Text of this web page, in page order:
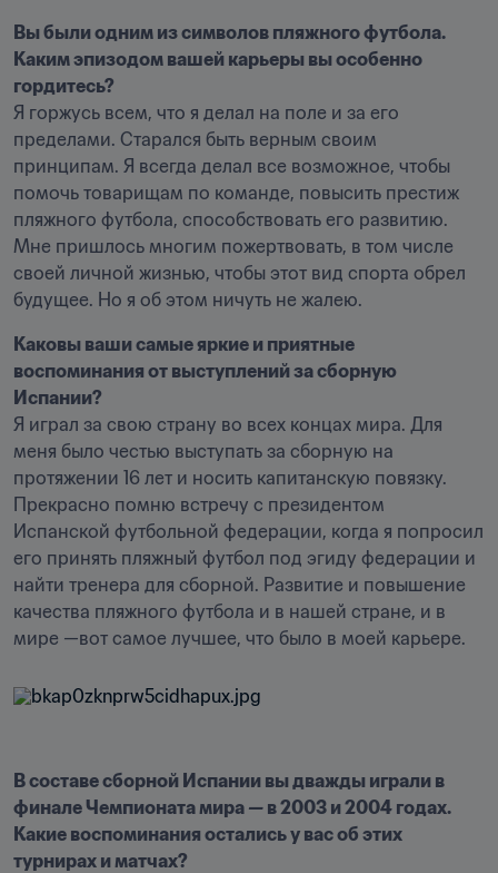
Вы были одним из символов пляжного футбола.
Каким эпизодом вашей карьеры вы особенно
гордитесь?
Я горжусь всем, что я делал на поле и за его
пределами. Старался быть верным своим
принципам. Я всегда делал все возможное, чтобы
помочь товарищам по команде, повысить престиж
пляжного футбола, способствовать его развитию.
Мне пришлось многим пожертвовать, в том числе
своей личной жизнью, чтобы этот вид спорта обрел
будущее. Но я об этом ничуть не жалею.
Каковы ваши самые яркие и приятные
воспоминания от выступлений за сборную
Испании?
Я играл за свою страну во всех концах мира. Для
меня было честью выступать за сборную на
протяжении 16 лет и носить капитанскую повязку.
Прекрасно помню встречу с президентом
Испанской футбольной федерации, когда я попросил
его принять пляжный футбол под эгиду федерации и
найти тренера для сборной. Развитие и повышение
качества пляжного футбола и в нашей стране, и в
мире —вот самое лучшее, что было в моей карьере.
В составе сборной Испании вы дважды играли в
финале Чемпионата мира — в 2003 и 2004 годах.
Какие воспоминания остались у вас об этих
турнирах и матчах?